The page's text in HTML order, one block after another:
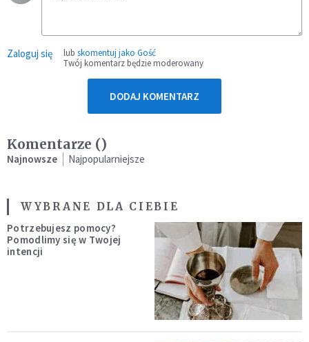
Zaloguj się lub skomentuj jako Gość
Twój komentarz będzie moderowany
DODAJ KOMENTARZ
Komentarze ()
Najnowsze Najpopularniejsze
WYBRANE DLA CIEBIE
Potrzebujesz pomocy?
Pomodlimy się w Twojej
intencji